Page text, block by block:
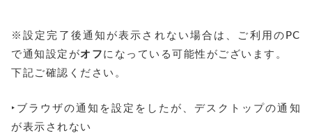
※設定完了後通知が表示されない場合は、ご利用のPC
で通知設定がオフ になっている可能性がございます。
下記ご確認ください。
‣ブラウザの通知を設定をしたが、デスクトップの通知
が表示されない